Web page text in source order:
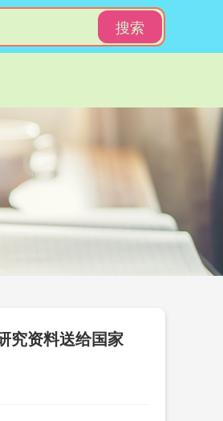
搜索
究资料送给国家